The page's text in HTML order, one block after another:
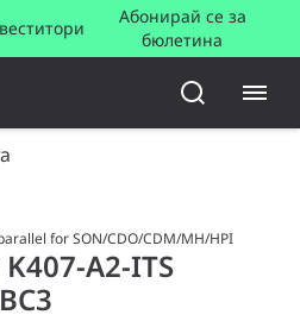
Абонирай се за
бюлетина
for SON/CDO/CDM/MH/HPI
A2-ITS